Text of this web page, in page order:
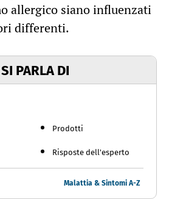
allergico siano influenzati
differenti.
SI PARLA DI
Prodotti
Risposte dell'esperto
Malattia & Sintomi A-Z